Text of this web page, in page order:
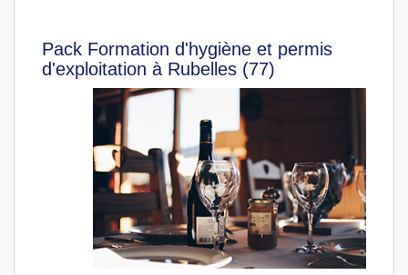
Pack Formation d'hygiène et permis
d'exploitation à Rubelles (77)